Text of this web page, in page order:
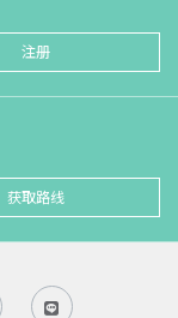
注册
获取路线